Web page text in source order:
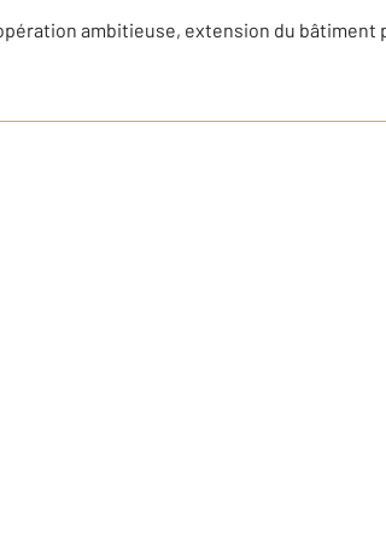
ambitieuse, extension du bâtiment